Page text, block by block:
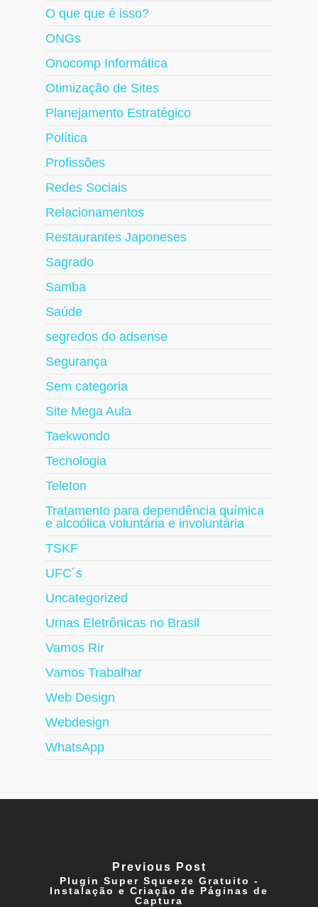
O que que é isso?
ONGs
Onocomp Informática
Otimização de Sites
Planejamento Estratégico
Política
Profissões
Redes Sociais
Relacionamentos
Restaurantes Japoneses
Sagrado
Samba
Saúde
segredos do adsense
Segurança
Sem categoria
Site Mega Aula
Taekwondo
Tecnologia
Teleton
Tratamento para dependência química
e alcoólica voluntária e involuntária
TSKF
UFC´s
Uncategorized
Urnas Eletrônicas no Brasil
Vamos Rir
Vamos Trabalhar
Web Design
Webdesign
WhatsApp
Previous Post
Plugin Super Squeeze Gratuito -
Instalação e Criação de Páginas de
Captura